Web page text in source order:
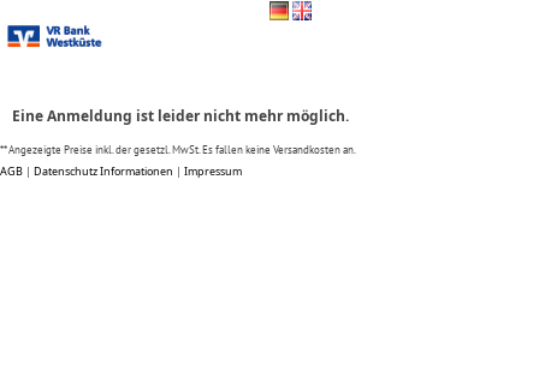
Eine Anmeldung ist leider nicht mehr möglich.
** Angezeigte Preise inkl. der gesetzl. MwSt. Es fallen keine Versandkosten an.
AGB | Datenschutz Informationen | Impressum